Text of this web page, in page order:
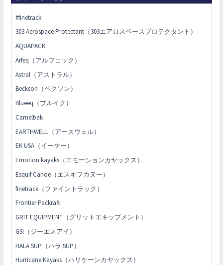
#finetrack
303 Aerospace Protectant（303エアロスペースプロテクタント）
AQUAPACK
Arfeq（アルフェック）
Astral（アストラル）
Beckson（ベクソン）
Blueeq（ブルイク）
Camelbak
EARTHWELL（アースウェル）
EK USA（イーケー）
Emotion kayaks（エモーションカヤックス）
Esquif Canoe（エスキフカヌー）
finetrack（ファイントラック）
Frontier Packraft
GRIT EQUIPMENT（グリットエキップメント）
GSI（ジーエスアイ）
HALA SUP（ハラ SUP）
Hurricane Kayaks（ハリケーンカヤックス）